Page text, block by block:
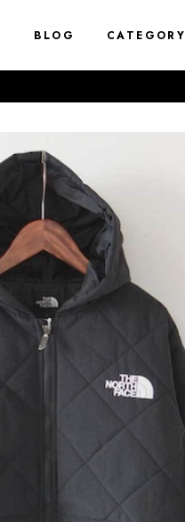
BLOG CATEGORY